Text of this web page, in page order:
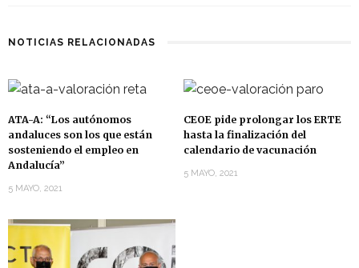
NOTICIAS RELACIONADAS
ATA-A: “Los autónomos
andaluces son los que están
sosteniendo el empleo en
Andalucía”
5 MAYO, 2021
CEOE pide prolongar los ERTE
hasta la finalización del
calendario de vacunación
5 MAYO, 2021